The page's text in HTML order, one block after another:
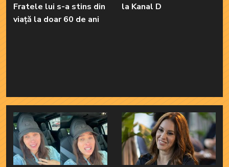
Fratele lui s-a stins din
viață la doar 60 de ani
la Kanal D